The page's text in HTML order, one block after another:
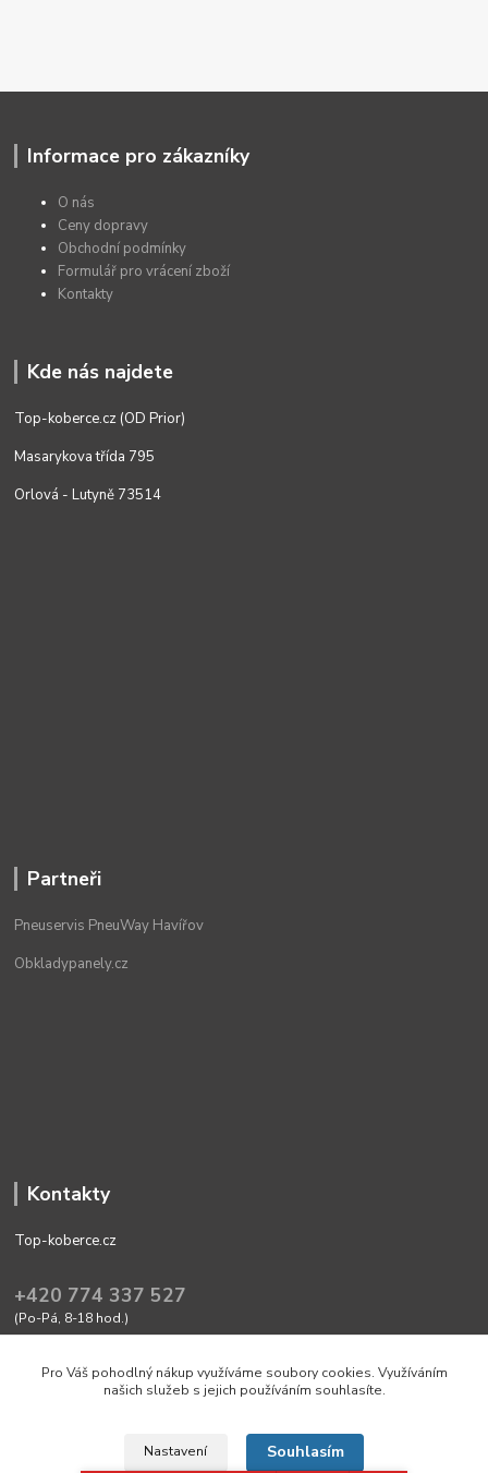
Informace pro zákazníky
O nás
Ceny dopravy
Obchodní podmínky
Formulář pro vrácení zboží
Kontakty
Kde nás najdete
Top-koberce.cz (OD Prior)
Masarykova třída 795
Orlová - Lutyně 73514
Partneři
Pneuservis PneuWay Havířov
Obkladypanely.cz
Kontakty
Top-koberce.cz
+420 774 337 527
(Po-Pá, 8-18 hod.)
Pro Váš pohodlný nákup využíváme soubory cookies. Využíváním
našich služeb s jejich používáním souhlasíte.
Nastavení Souhlasím